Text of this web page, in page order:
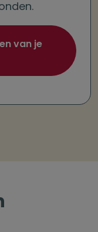
van je